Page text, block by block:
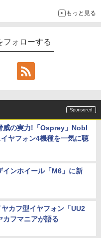
もっと見る
フォローする
威の実力!「Osprey」Nobl
ヤフォン4機種を一気に聴
インホイール「M6」に新
カフ型イヤフォン「UU2
カフマニアが語る